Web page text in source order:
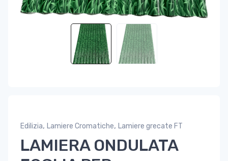
Edilizia, Lamiere Cromatiche, Lamiere grecate FT
LAMIERA ONDULATA